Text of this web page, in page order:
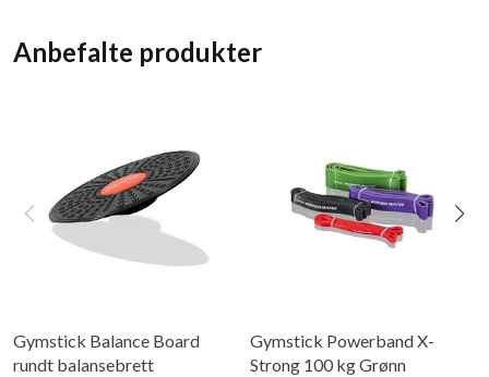
Anbefalte produkter
Gymstick Balance Board
rundt balansebrett
Gymstick Powerband X-
Strong 100 kg Grønn